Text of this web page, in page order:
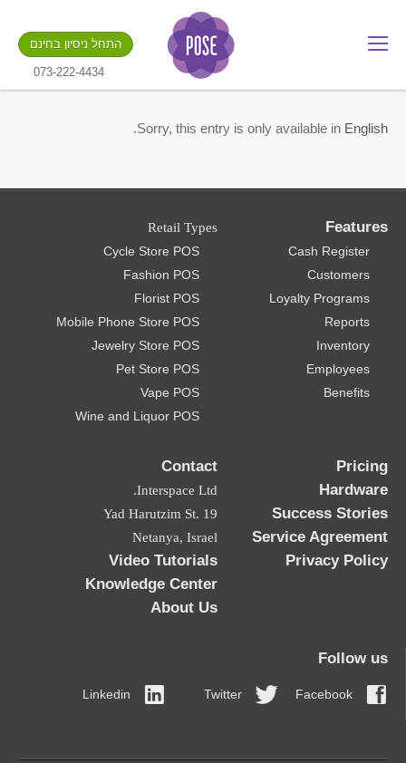
.gotpose.com
התחל ניסיון בחינם
073-222-4434
Sorry, this entry is only available in English
.
Features
Cash Register
Customers
Loyalty Programs
Reports
Inventory
Employees
Benefits
Retail Types
Cycle Store POS
Fashion POS
Florist POS
Mobile Phone Store POS
Jewelry Store POS
Pet Store POS
Vape POS
Wine and Liquor POS
Pricing
Hardware
Success Stories
Service Agreement
Privacy Policy
Contact
Interspace Ltd.
19 Yad Harutzim St.
Netanya, Israel
Video Tutorials
Knowledge Center
About Us
Follow us
Facebook
Twitter
Linkedin